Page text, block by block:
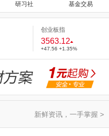
研习社 基金交易
创业板指
3563.12
+47.56 +1.35%
新鲜资讯，一手掌握 >